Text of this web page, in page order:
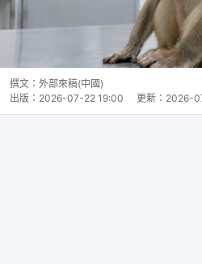
撰文： 外部來稿(中國)
出版： 2026-07-22 19:00 更新： 2026-